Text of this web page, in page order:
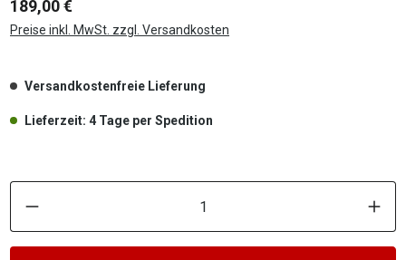
189,00 €
Preise inkl. MwSt. zzgl. Versandkosten
Versandkostenfreie Lieferung
Lieferzeit: 4 Tage per Spedition